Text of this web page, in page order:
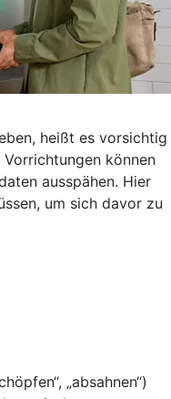
heißt es vorsichtig
können
ausspähen. Hier
um sich davor zu
„absahnen“)